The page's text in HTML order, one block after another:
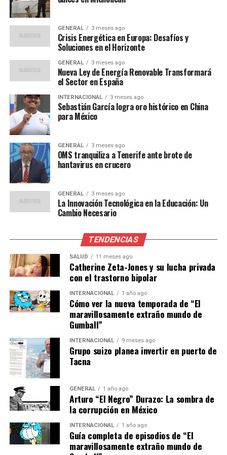
extra y, para los más pequeños, un peluche y un kit de
viaje temático de Plaza Sésamo.
“Con el United Relax Row,
buscamos ofrecer a
nuestros clientes una
experiencia de vuelo más
placentera y cómoda, sin
necesidad de pagar por una
clase superior”, declaró un
portavoz de United Airlines.
Disponibilidad y futuro de la
United Airlines planea implementar esta nueva opción
en sus vuelos internacionales de larga distancia a partir
de 2027. Según el comunicado de la aerolínea, se espera
que para el año 2030, 200 aviones cuenten con esta
configuración. Sin embargo, aún no se ha especificado
en qué rutas estarán disponibles ni la diferencia de
precio respecto a un boleto convencional en United
La introducción de asientos cama en clase económica
podría marcar un antes y un después en la industria de
la aviación, especialmente en un contexto donde las
aerolíneas buscan constantemente mejorar la
experiencia del cliente. Esta iniciativa podría presionar a
otras compañías a seguir el ejemplo, generando una
competencia saludable que beneficie a los pasajeros.
GENERAL 3 meses ago
Crisis Energética en Europa: Desafíos y
Soluciones en el Horizonte
GENERAL 3 meses ago
Nueva Ley de Energía Renovable Transformará
el Sector en España
INTERNACIONAL 3 meses ago
Sebastián García logra oro histórico en China
para México
GENERAL 3 meses ago
OMS tranquiliza a Tenerife ante brote de
hantavirus en crucero
GENERAL 3 meses ago
La Innovación Tecnológica en la Educación: Un
Cambio Necesario
TENDENCIAS
SALUD 11 meses ago
Catherine Zeta-Jones y su lucha privada
con el trastorno bipolar
INTERNACIONAL 1 año ago
Cómo ver la nueva temporada de “El
maravillosamente extraño mundo de
Gumball”
INTERNACIONAL 9 meses ago
Grupo suizo planea invertir en puerto de
Tacna
GENERAL 1 año ago
Arturo “El Negro” Durazo: La sombra de
la corrupción en México
INTERNACIONAL 1 año ago
Guía completa de episodios de “El
maravillosamente extraño mundo de